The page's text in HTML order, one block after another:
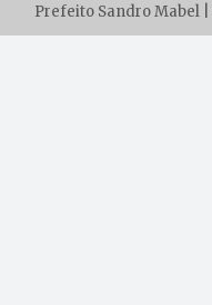
Prefeito Sandro Mabel |